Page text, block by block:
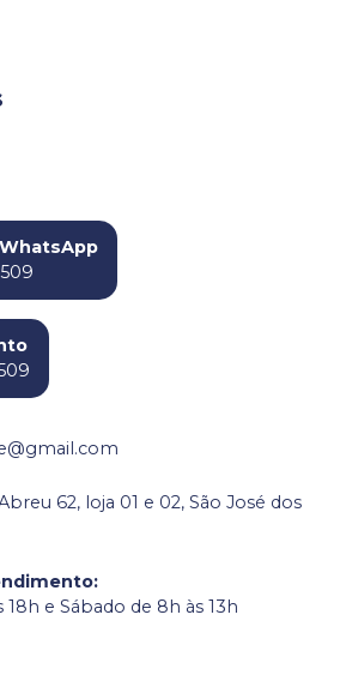
WhatsApp
62, loja 01 e 02, São José dos
:
18h e Sábado de 8h às 13h